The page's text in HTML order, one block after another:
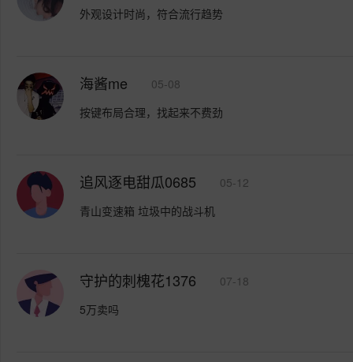
外观设计时尚，符合流行趋势
海酱me
05-08
按键布局合理，找起来不费劲
追风逐电甜瓜0685
05-12
青山变速箱 垃圾中的战斗机
守护的刺槐花1376
07-18
5万卖吗